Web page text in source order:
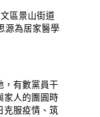
區景山街道
源為居家醫學
有數黨員干
家人的團圓時
克服疫情、筑